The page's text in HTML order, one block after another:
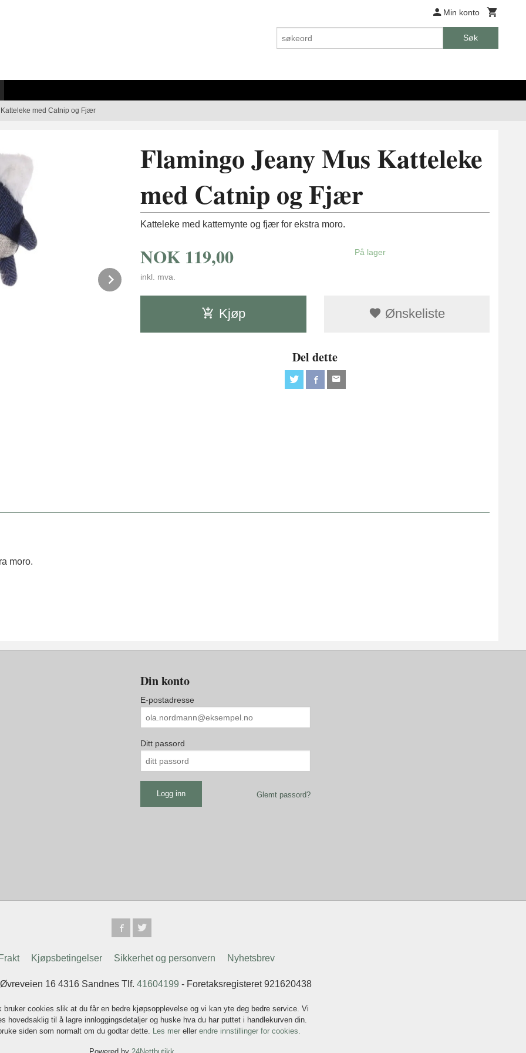
Min konto
Søk
med Catnip og Fjær
Next
Flamingo Jeany Mus Katteleke
med Catnip og Fjær
Katteleke med kattemynte og fjær for ekstra moro.
NOK 119,00
inkl. mva.
På lager
Kjøp Ønskeliste
Del dette
moro.
Din konto
E-postadresse
Ditt passord
Glemt passord?
Kjøpsbetingelser Sikkerhet og personvern Nyhetsbrev
16 4316 Sandnes Tlf. 41604199 - Foretaksregisteret 921620438
bruker cookies slik at du får en bedre kjøpsopplevelse og vi kan yte deg bedre service. Vi
hovedsaklig til å lagre innloggingsdetaljer og huske hva du har puttet i handlekurven din.
siden som normalt om du godtar dette. Les mer eller endre innstillinger for cookies.